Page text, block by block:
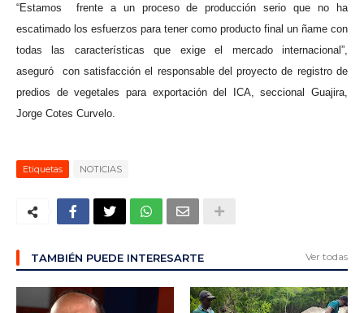
“Estamos frente a un proceso de producción serio que no ha
escatimado los esfuerzos para tener como producto final un ñame con
todas las características que exige el mercado internacional”,
aseguró con satisfacción el responsable del proyecto de registro de
predios de vegetales para exportación del ICA, seccional Guajira,
Jorge Cotes Curvelo.
Etiquetas NOTICIAS
TAMBIÉN PUEDE INTERESARTE Ver todas